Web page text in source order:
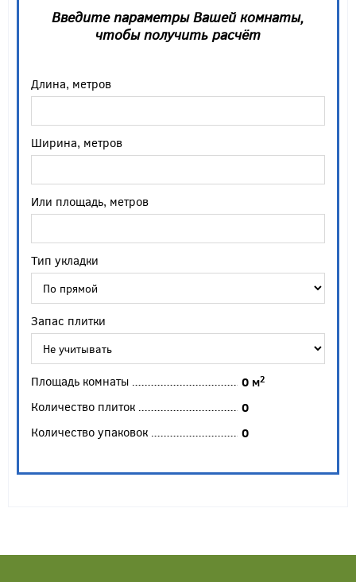
Введите параметры Вашей комнаты,
чтобы получить расчёт
Длина, метров
Ширина, метров
Или площадь, метров
Тип укладки
Запас плитки
Площадь комнаты 0 м2
Количество плиток
0
Количество упаковок
0